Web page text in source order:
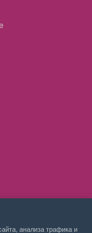
анализа трафика и